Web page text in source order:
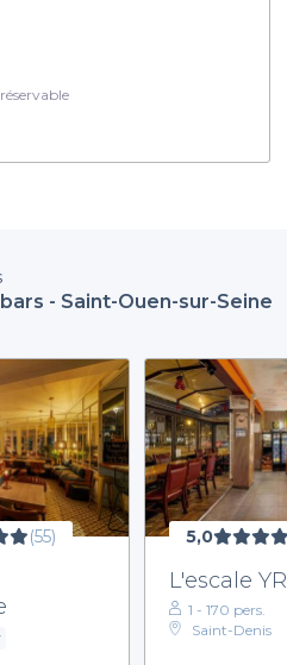
- Saint-Ouen-sur-Seine
(55) 5,0
L'escale YR
1 - 170 pers.
Saint-Denis